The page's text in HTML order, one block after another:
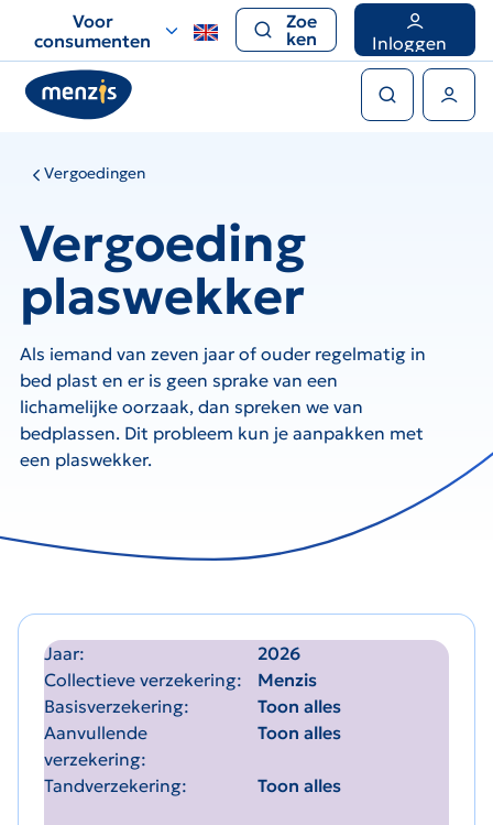
voor
snelle
navigatie
Voor
consumenten
Zoe
ken
Inloggen
Vergoedingen
Vergoeding
plaswekker
Als iemand van zeven jaar of ouder regelmatig in
bed plast en er is geen sprake van een
lichamelijke oorzaak, dan spreken we van
bedplassen. Dit probleem kun je aanpakken met
een plaswekker.
Jaar
2026
Collectieve verzekering
Menzis
Basisverzekering
Toon alles
Aanvullende
verzekering
Toon alles
Tandverzekering Toon alles